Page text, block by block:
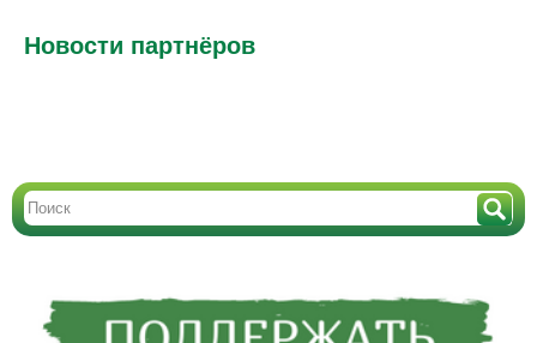
Новости партнёров